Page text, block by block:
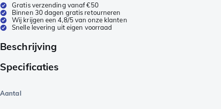
Gratis verzending vanaf €50
Binnen 30 dagen gratis retourneren
Wij krijgen een 4,8/5 van onze klanten
Snelle levering uit eigen voorraad
Beschrijving
Specificaties
Aantal